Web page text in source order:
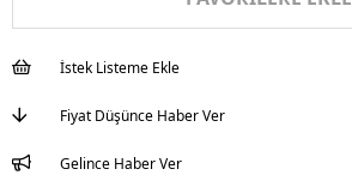
İstek Listeme Ekle
Fiyat Düşünce Haber Ver
Gelince Haber Ver